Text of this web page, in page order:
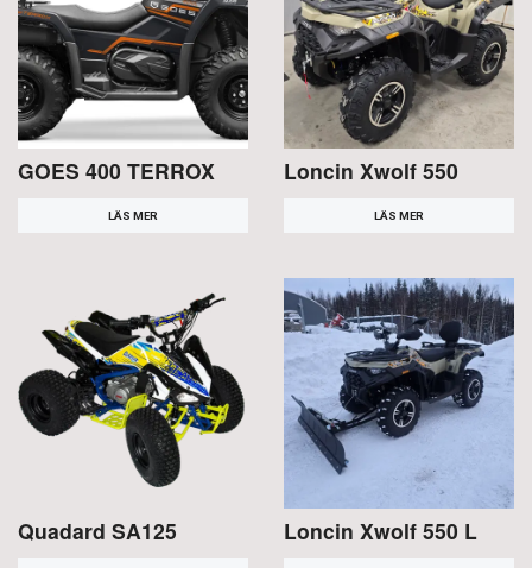
GOES 400 TERROX
LÄS MER
Loncin Xwolf 550
LÄS MER
Quadard SA125 Loncin Xwolf 550 L